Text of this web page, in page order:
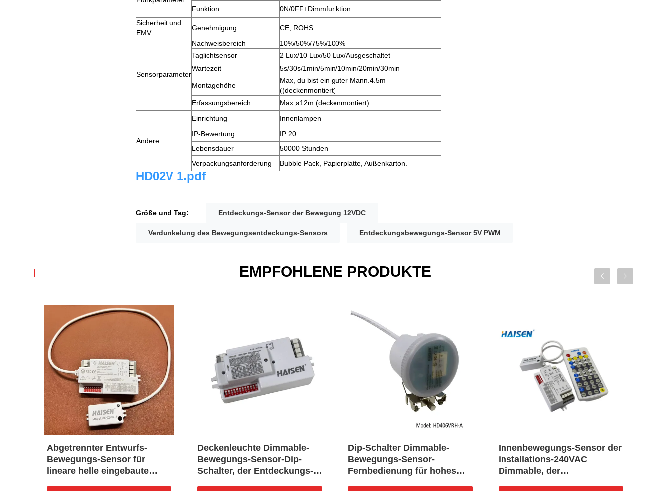
Funktion
0N/0FF+Dimmfunktion
Sicherheit und
EMV
Genehmigung CE, ROHS
Sensorparameter
Nachweisbereich
10%/50%/75%/100%
Taglichtsensor
2 Lux/10 Lux/50 Lux/Ausgeschaltet
Wartezeit
5s/30s/1min/5min/10min/20min/30min
Montagehöhe
Max, du bist ein guter Mann.4.5m
((deckenmontiert)
Erfassungsbereich
Max.ø12m (deckenmontiert)
Andere
Einrichtung
Innenlampen
IP-Bewertung
IP 20
Lebensdauer
50000 Stunden
Verpackungsanforderung
Bubble Pack, Papierplatte, Außenkarton.
HD02V 1.pdf
Größe und Tag: Entdeckungs-Sensor der Bewegung 12VDC
Verdunkelung des Bewegungsentdeckungs-Sensors Entdeckungsbewegungs-Sensor 5V PWM
EMPFOHLENE PRODUKTE
Abgetrennter Entwurfs-
Bewegungs-Sensor für
lineare helle eingebaute
Deckenleuchte Dimmable-
Bewegungs-Sensor-Dip-
Schalter, der Entdeckungs-
Dip-Schalter Dimmable-
Bewegungs-Sensor-
Fernbedienung für hohes
Innenbewegungs-Sensor der
installations-240VAC
Dimmable, der